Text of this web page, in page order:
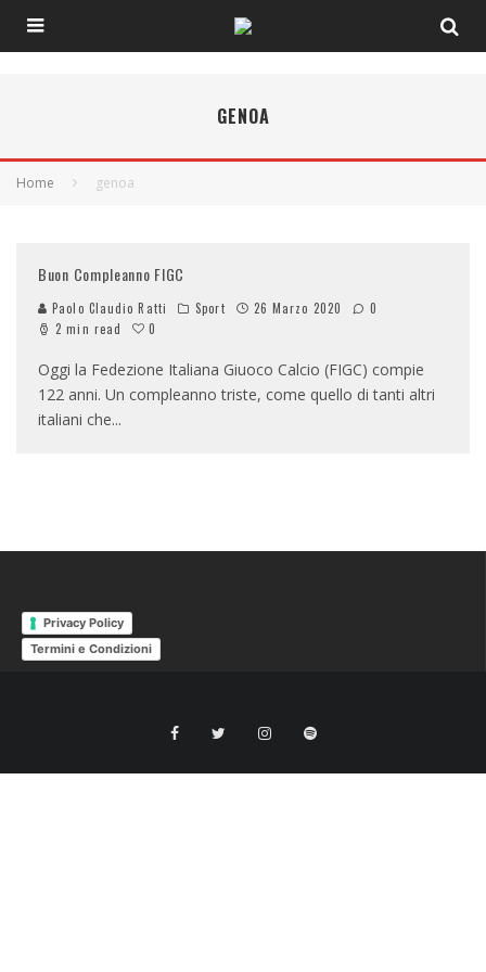
GENOA
Home genoa
Buon Compleanno FIGC
Paolo Claudio Ratti Sport 26 Marzo 2020
0
2 min read
0
Oggi la Fedezione Italiana Giuoco Calcio (FIGC) compie
122 anni. Un compleanno triste, come quello di tanti altri
italiani che...
Privacy Policy
Termini e Condizioni